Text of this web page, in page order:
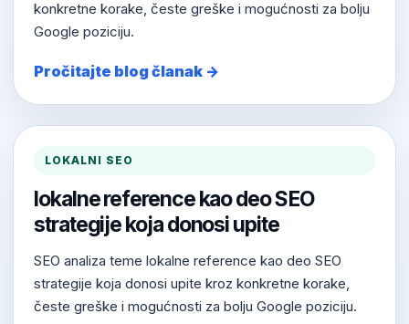
konkretne korake, česte greške i mogućnosti za bolju
Google poziciju.
Pročitajte blog članak →
LOKALNI SEO
lokalne reference kao deo SEO
strategije koja donosi upite
SEO analiza teme lokalne reference kao deo SEO
strategije koja donosi upite kroz konkretne korake,
česte greške i mogućnosti za bolju Google poziciju.